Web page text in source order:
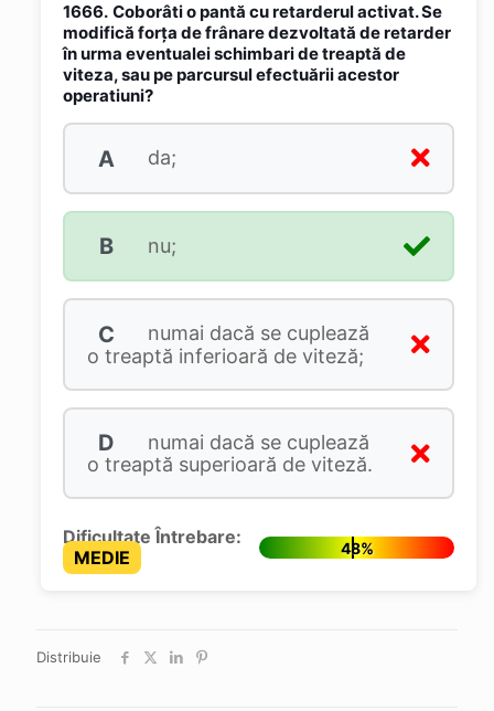
1666. Coborâti o pantă cu retarderul activat. Se
modifică forța de frânare dezvoltată de retarder
în urma eventualei schimbari de treaptă de
viteza, sau pe parcursul efectuării acestor
operatiuni?
A da;
B nu;
C
numai dacă se cuplează
o treaptă inferioară de viteză;
D
numai dacă se cuplează
o treaptă superioară de viteză.
Dificultate Întrebare:
MEDIE
48%
Distribuie